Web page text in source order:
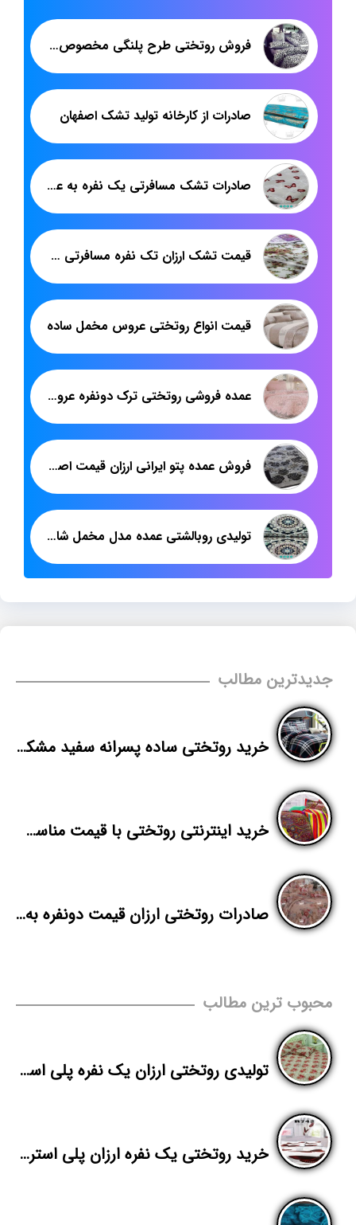
فروش روتختی طرح پلنگی مخصوص عروس
صادرات از کارخانه تولید تشک اصفهان
صادرات تشک مسافرتی یک نفره به عراق
قیمت تشک ارزان تک نفره مسافرتی کارخانه اصفهان
قیمت انواع روتختی عروس مخمل ساده
عمده فروشی روتختی ترک دونفره عروس
فروش عمده پتو ایرانی ارزان قیمت اصفهان
تولیدی روبالشتی عمده مدل مخمل شانل
جدیدترین مطالب
خرید روتختی ساده پسرانه سفید مشکی
خرید اینترنتی روتختی با قیمت مناسب | عمده فروشی روتختی سنتی | پاندا
صادرات روتختی ارزان قیمت دونفره به افغانستان
محبوب ترین مطالب
تولیدی روتختی ارزان یک نفره پلی استر در تهران
خرید روتختی یک نفره ارزان پلی استر در تهران